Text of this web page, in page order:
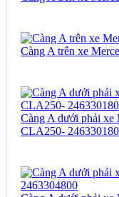
Càng A trên xe
Càng A dưới phải
CLA250-